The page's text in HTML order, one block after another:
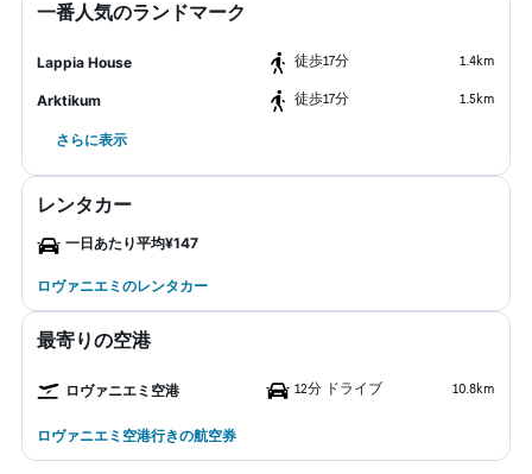
一番人気のランドマーク
Lappia House ​徒歩17分 1.4km
Arktikum ​徒歩17分 1.5km
さらに表示
レンタカー
一日あたり平均¥147
ロヴァニエミのレンタカー
最寄りの空港
ロヴァニエミ空港 12分 ドライブ 10.8km
ロヴァニエミ空港行きの航空券